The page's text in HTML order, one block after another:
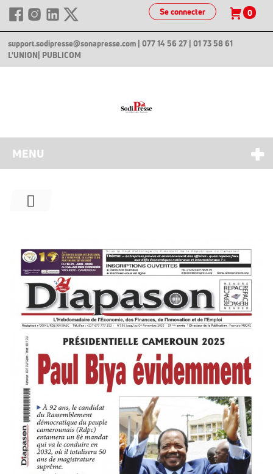
Se connecter 0
support.sodipresse@sonapresse.com | 077 14 56 27 | 01 73 58 61
L'UNION | PUBLICOM
MENU